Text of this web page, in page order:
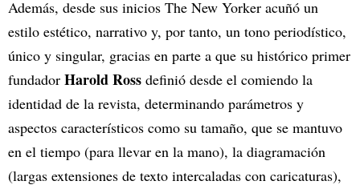
Además, desde sus inicios The New Yorker acuñó un
estilo estético, narrativo y, por tanto, un tono periodístico,
único y singular, gracias en parte a que su histórico primer
fundador Harold Ross definió desde el comiendo la
identidad de la revista, determinando parámetros y
aspectos característicos como su tamaño, que se mantuvo
en el tiempo (para llevar en la mano), la diagramación
(largas extensiones de texto intercaladas con caricaturas),